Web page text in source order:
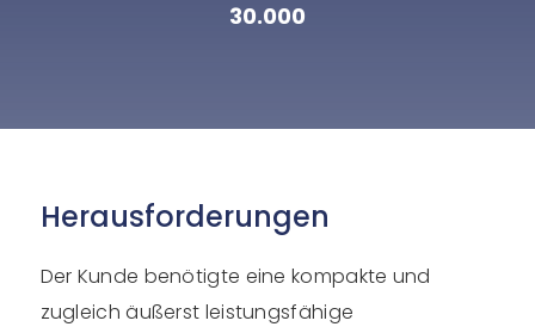
30.000
Herausforderungen
Der Kunde benötigte eine kompakte und
zugleich äußerst leistungsfähige